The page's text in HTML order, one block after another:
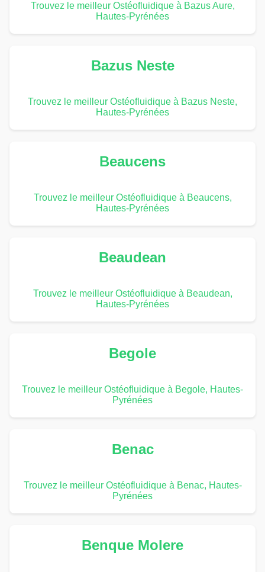
Trouvez le meilleur Ostéofluidique à Bazus Aure,
Hautes-Pyrénées
Bazus Neste
Trouvez le meilleur Ostéofluidique à Bazus Neste,
Hautes-Pyrénées
Beaucens
Trouvez le meilleur Ostéofluidique à Beaucens,
Hautes-Pyrénées
Beaudean
Trouvez le meilleur Ostéofluidique à Beaudean,
Hautes-Pyrénées
Begole
Trouvez le meilleur Ostéofluidique à Begole, Hautes-
Pyrénées
Benac
Trouvez le meilleur Ostéofluidique à Benac, Hautes-
Pyrénées
Benque Molere